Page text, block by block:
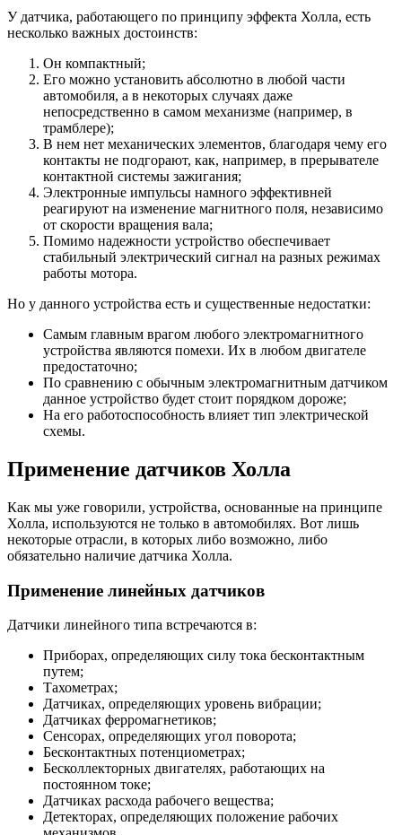
У датчика, работающего по принципу эффекта Холла, есть
несколько важных достоинств:
Он компактный;
Его можно установить абсолютно в любой части
автомобиля, а в некоторых случаях даже
непосредственно в самом механизме (например, в
трамблере);
В нем нет механических элементов, благодаря чему его
контакты не подгорают, как, например, в прерывателе
контактной системы зажигания;
Электронные импульсы намного эффективней
реагируют на изменение магнитного поля, независимо
от скорости вращения вала;
Помимо надежности устройство обеспечивает
стабильный электрический сигнал на разных режимах
работы мотора.
Но у данного устройства есть и существенные недостатки:
Самым главным врагом любого электромагнитного
устройства являются помехи. Их в любом двигателе
предостаточно;
По сравнению с обычным электромагнитным датчиком
данное устройство будет стоит порядком дороже;
На его работоспособность влияет тип электрической
схемы.
Применение датчиков Холла
Как мы уже говорили, устройства, основанные на принципе
Холла, используются не только в автомобилях. Вот лишь
некоторые отрасли, в которых либо возможно, либо
обязательно наличие датчика Холла.
Применение линейных датчиков
Датчики линейного типа встречаются в:
Приборах, определяющих силу тока бесконтактным
путем;
Тахометрах;
Датчиках, определяющих уровень вибрации;
Датчиках ферромагнетиков;
Сенсорах, определяющих угол поворота;
Бесконтактных потенциометрах;
Бесколлекторных двигателях, работающих на
постоянном токе;
Датчиках расхода рабочего вещества;
Детекторах, определяющих положение рабочих